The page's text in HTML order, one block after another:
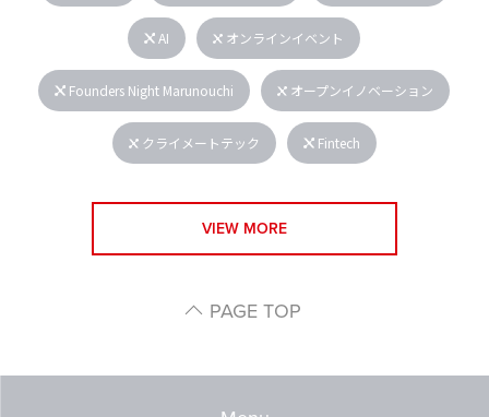
AI オンラインイベント
Founders Night Marunouchi オープンイノベーション
クライメートテック Fintech
VIEW MORE
PAGE TOP